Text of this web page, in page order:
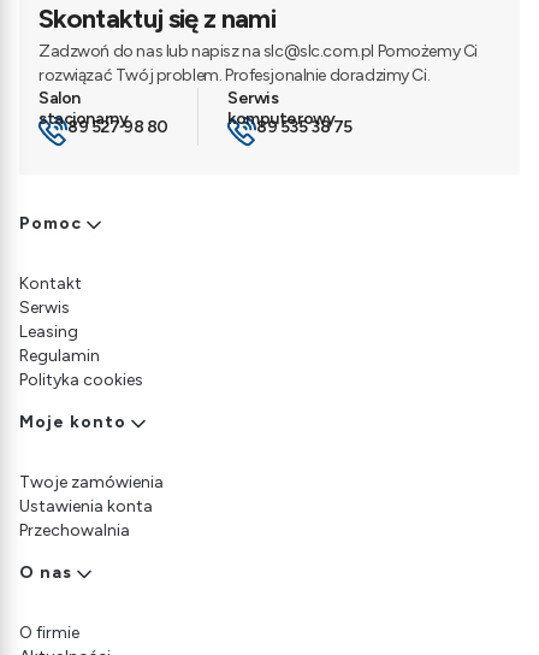
Skontaktuj się z nami
Zadzwoń do nas lub napisz na slc@slc.com.pl Pomożemy Ci
rozwiązać Twój problem. Profesjonalnie doradzimy Ci.
89 527 98 80 89 535 38 75
Linki w stopce
Pomoc
Kontakt
Serwis
Leasing
Regulamin
Polityka cookies
Moje konto
Twoje zamówienia
Ustawienia konta
Przechowalnia
O nas
O firmie